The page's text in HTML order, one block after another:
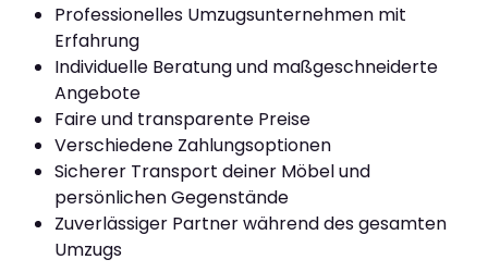
Professionelles Umzugsunternehmen mit
Erfahrung
Individuelle Beratung und maßgeschneiderte
Angebote
Faire und transparente Preise
Verschiedene Zahlungsoptionen
Sicherer Transport deiner Möbel und
persönlichen Gegenstände
Zuverlässiger Partner während des gesamten
Umzugs